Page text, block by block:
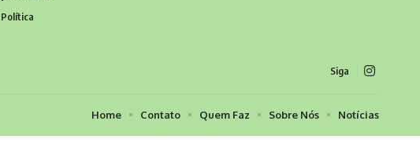
Política
Siga
Home Contato Quem Faz Sobre Nós Notícias